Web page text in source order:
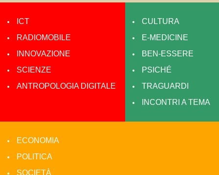
ICT
RADIOMOBILE
INNOVAZIONE
SCIENZE
ANTROPOLOGIA DIGITALE
CULTURA
E-MEDICINE
BEN-ESSERE
PSICHÉ
TRAGUARDI
INCONTRI A TEMA
ECONOMIA
POLITICA
SOCIETÀ